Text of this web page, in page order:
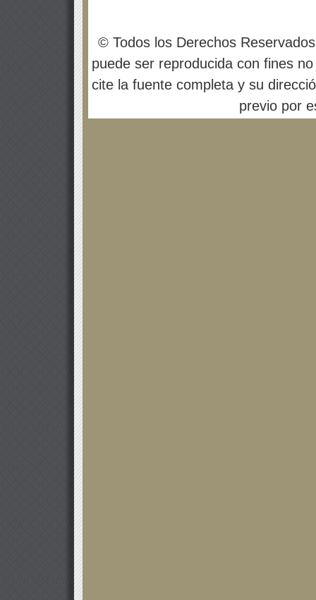
© Todos los Derechos
puede ser reproducida con fines
cite la fuente completa y su
previo por